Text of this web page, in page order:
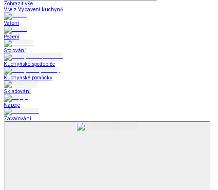
Zobrazit vše
Vše z Vybavení kuchyně
Vaření
Pečení
Stolování
Kuchyňské spotřebiče
Kuchyňské pomůcky
Skladování
Nápoje
Zavařování